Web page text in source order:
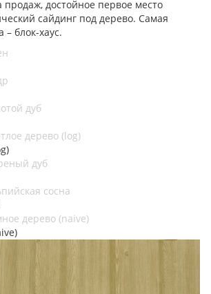
продаж, достойное первое место
сайдинг под дерево. Самая
блок-хаус.